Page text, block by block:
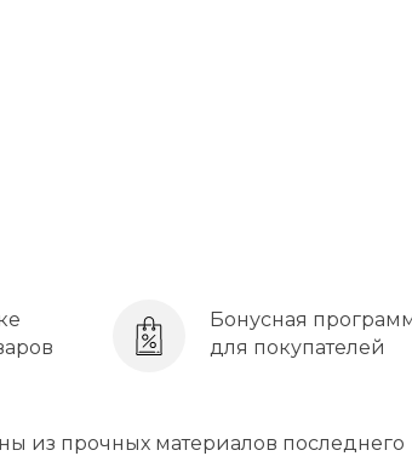
Бонусная
для покупателей
из прочных материалов последнего